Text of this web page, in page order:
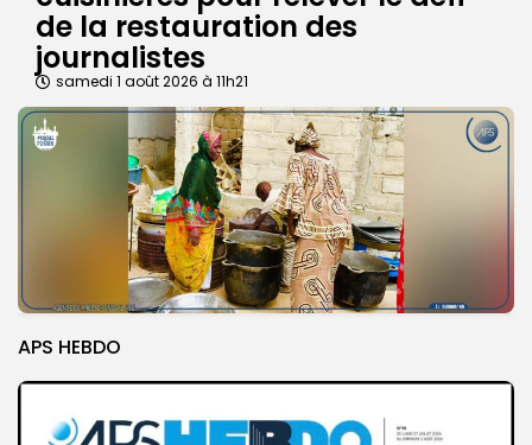
de la restauration des
journalistes
samedi 1 août 2026 à 11h21
APS HEBDO